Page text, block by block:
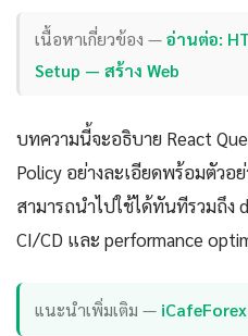
เนื้อหาเกี่ยวข้อง —อ่านต่อ:
Setup — สร้าง Web
บทความนี้จะอธิบาย React
Policy อย่างละเอียดพร้อมตัวอ
สามารถนำไปใช้ได้ทันทีรวมถึง
CI/CD และ performance
แนะนำเพิ่มเติม — iCafeForex